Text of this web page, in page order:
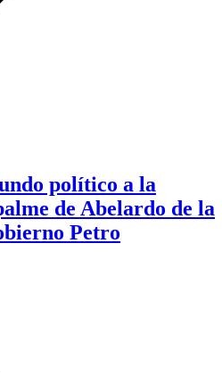
político a la
de Abelardo de la
Petro